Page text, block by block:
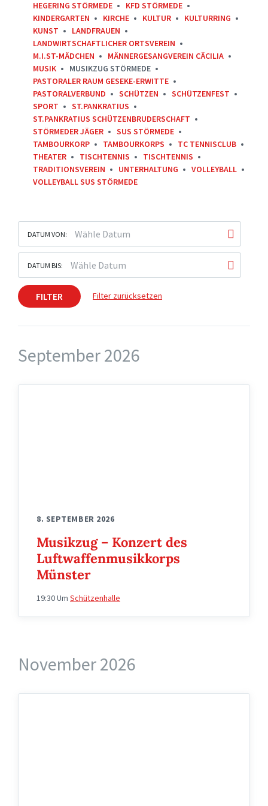
HEGERING STÖRMEDE
KFD STÖRMEDE
KINDERGARTEN
KIRCHE KULTUR
KULTURRING
KUNST
LANDFRAUEN
LANDWIRTSCHAFTLICHER ORTSVEREIN
M.I.ST-MÄDCHEN
MÄNNERGESANGVEREIN CÄCILIA
MUSIK
MUSIKZUG STÖRMEDE
PASTORALER RAUM GESEKE-ERWITTE
PASTORALVERBUND
SCHÜTZEN
SCHÜTZENFEST
SPORT
ST.PANKRATIUS
ST.PANKRATIUS SCHÜTZENBRUDERSCHAFT
STÖRMEDER JÄGER
SUS STÖRMEDE
TAMBOURKORP
TAMBOURKORPS
TC TENNISCLUB
THEATER
TISCHTENNIS
TISCHTENNIS
TRADITIONSVEREIN
UNTERHALTUNG
VOLLEYBALL
VOLLEYBALL SUS STÖRMEDE
DATUM VON:
DATUM BIS:
FILTER Filter zurücksetzen
September 2026
8. SEPTEMBER 2026
Musikzug – Konzert des
Luftwaffenmusikkorps
Münster
19:30Um Schützenhalle
November 2026